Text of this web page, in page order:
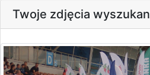
Twoje zdjęcia